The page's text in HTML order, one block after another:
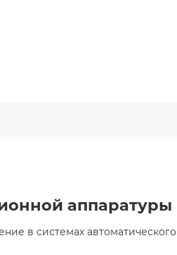
аппаратуры
в системах автоматического